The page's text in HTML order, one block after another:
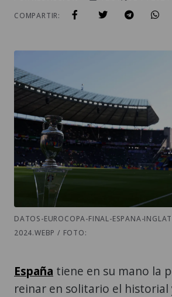
COMPARTIR:
DATOS-EUROCOPA-FINAL-ESPANA-
2024.WEBP / FOTO:
España tiene en su mano la
reinar en solitario el historial